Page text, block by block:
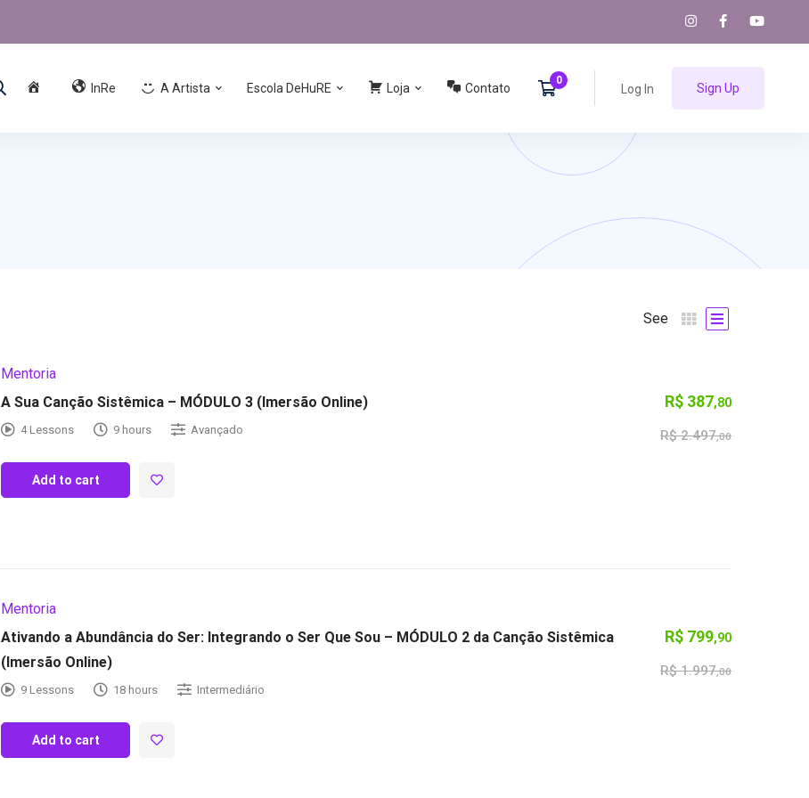
InRe A Artista Escola DeHuRE Loja Contato Log In Sign Up
See
Mentoria
A Sua Canção Sistêmica – MÓDULO 3 (Imersão Online)
4 Lessons 9 hours Avançado
R$ 387,80
R$2.497,00
Add to cart
Mentoria
Ativando a Abundância do Ser: Integrando o Ser Que Sou – MÓDULO 2 da Canção Sistêmica
(Imersão Online)
9 Lessons 18 hours Intermediário
R$ 799,90
R$1.997,00
Add to cart